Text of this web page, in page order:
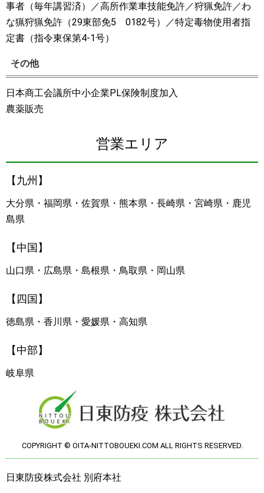
事者（毎年講習済）／高所作業車技能免許／狩猟免許／わ
な猟狩猟免許（29東部免5 0182号）／特定毒物使用者指
定書（指令東保第4-1号）
その他
日本商工会議所中小企業PL保険制度加入
農薬販売
営業エリア
【九州】
大分県・福岡県・佐賀県・熊本県・長崎県・宮崎県・鹿児
島県
【中国】
山口県・広島県・島根県・鳥取県・岡山県
【四国】
徳島県・香川県・愛媛県・高知県
【中部】
岐阜県
COPYRIGHT © OITA-NITTOBOUEKI.COM ALL RIGHTS RESERVED.
日東防疫株式会社 別府本社